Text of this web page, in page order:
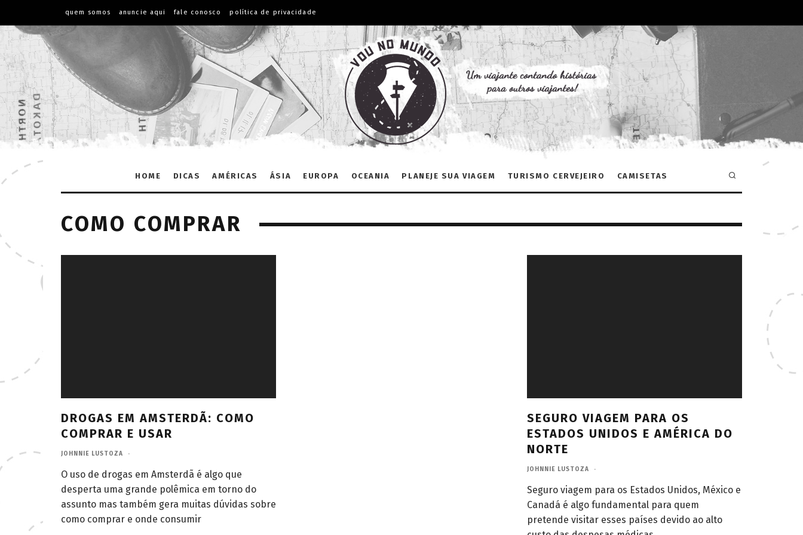
quem somos anuncie aqui fale conosco política de privacidade
HOME DICAS AMÉRICAS ÁSIA EUROPA OCEANIA PLANEJE SUA VIAGEM TURISMO CERVEJEIRO CAMISETAS
COMO COMPRAR
DROGAS EM AMSTERDÃ: COMO
COMPRAR E USAR
JOHNNIE LUSTOZA ·
O uso de drogas em Amsterdã é algo que
desperta uma grande polêmica em torno do
assunto mas também gera muitas dúvidas sobre
como comprar e onde consumir
SEGURO VIAGEM PARA OS
ESTADOS UNIDOS E AMÉRICA DO
NORTE
JOHNNIE LUSTOZA ·
Seguro viagem para os Estados Unidos, México e
Canadá é algo fundamental para quem
pretende visitar esses países devido ao alto